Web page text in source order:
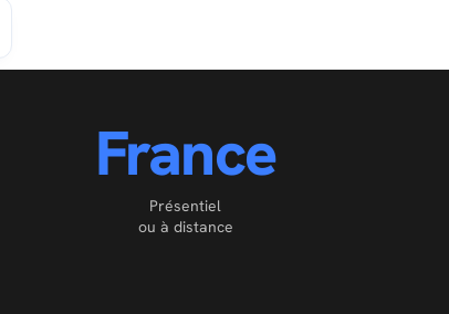
France
Présentiel
ou à distance